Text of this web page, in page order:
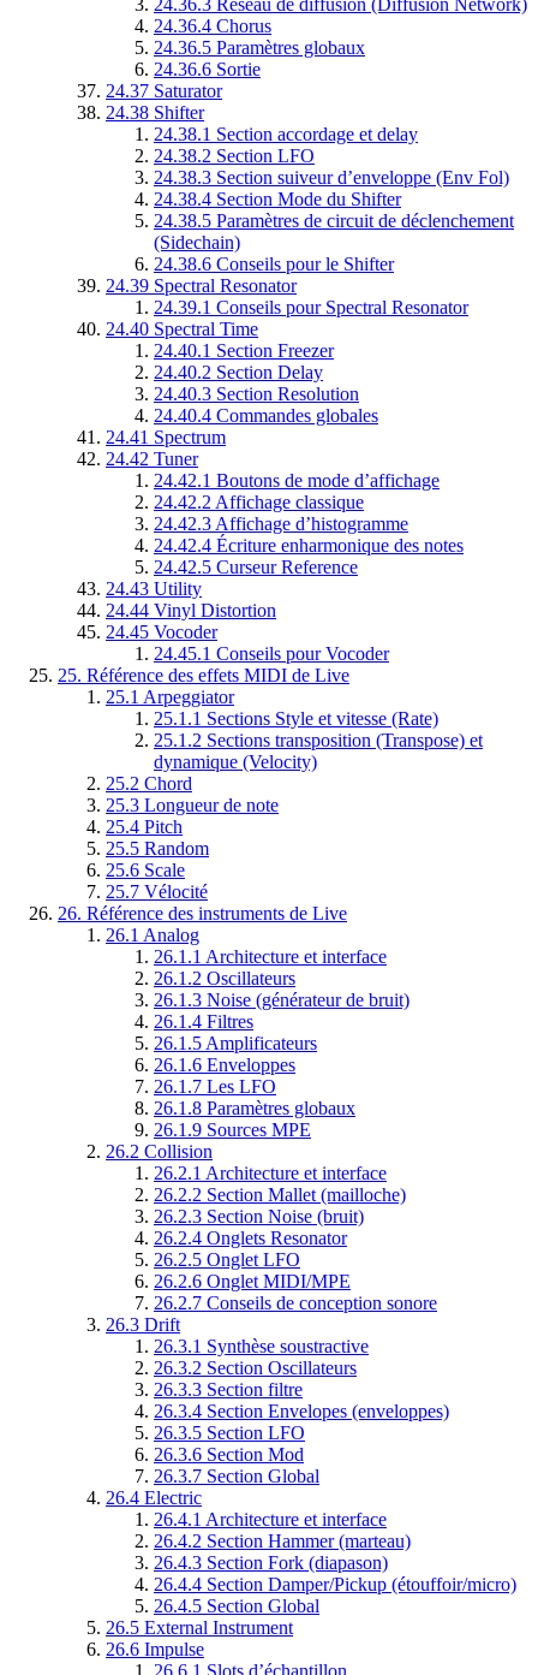
24.36.4 Chorus
24.36.5 Paramètres globaux
24.36.6 Sortie
24.37 Saturator
24.38 Shifter
24.38.1 Section accordage et delay
24.38.2 Section LFO
24.38.3 Section suiveur d’enveloppe (Env Fol)
24.38.4 Section Mode du Shifter
24.38.5 Paramètres de circuit de déclenchement
(Sidechain)
24.38.6 Conseils pour le Shifter
24.39 Spectral Resonator
24.39.1 Conseils pour Spectral Resonator
24.40 Spectral Time
24.40.1 Section Freezer
24.40.2 Section Delay
24.40.3 Section Resolution
24.40.4 Commandes globales
24.41 Spectrum
24.42 Tuner
24.42.1 Boutons de mode d’affichage
24.42.2 Affichage classique
24.42.3 Affichage d’histogramme
24.42.4 Écriture enharmonique des notes
24.42.5 Curseur Reference
24.43 Utility
24.44 Vinyl Distortion
24.45 Vocoder
24.45.1 Conseils pour Vocoder
25. Référence des effets MIDI de Live
25.1 Arpeggiator
25.1.1 Sections Style et vitesse (Rate)
25.1.2 Sections transposition (Transpose) et
dynamique (Velocity)
25.2 Chord
25.3 Longueur de note
25.4 Pitch
25.5 Random
25.6 Scale
25.7 Vélocité
26. Référence des instruments de Live
26.1 Analog
26.1.1 Architecture et interface
26.1.2 Oscillateurs
26.1.3 Noise (générateur de bruit)
26.1.4 Filtres
26.1.5 Amplificateurs
26.1.6 Enveloppes
26.1.7 Les LFO
26.1.8 Paramètres globaux
26.1.9 Sources MPE
26.2 Collision
26.2.1 Architecture et interface
26.2.2 Section Mallet (mailloche)
26.2.3 Section Noise (bruit)
26.2.4 Onglets Resonator
26.2.5 Onglet LFO
26.2.6 Onglet MIDI/MPE
26.2.7 Conseils de conception sonore
26.3 Drift
26.3.1 Synthèse soustractive
26.3.2 Section Oscillateurs
26.3.3 Section filtre
26.3.4 Section Envelopes (enveloppes)
26.3.5 Section LFO
26.3.6 Section Mod
26.3.7 Section Global
26.4 Electric
26.4.1 Architecture et interface
26.4.2 Section Hammer (marteau)
26.4.3 Section Fork (diapason)
26.4.4 Section Damper/Pickup (étouffoir/micro)
26.4.5 Section Global
26.5 External Instrument
26.6 Impulse
26.6.1 Slots d’échantillon